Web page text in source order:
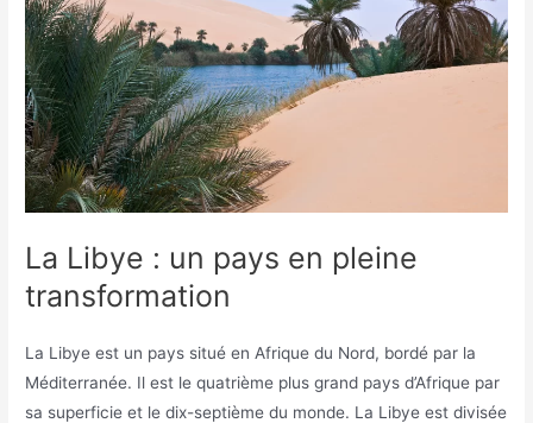
La Libye : un pays en pleine
transformation
La Libye est un pays situé en Afrique du Nord, bordé par la
Méditerranée. Il est le quatrième plus grand pays d’Afrique par
sa superficie et le dix-septième du monde. La Libye est divisée